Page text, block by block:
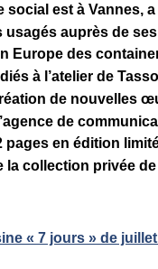
est à Vannes,
auprès de
Europe des
à l’atelier de
de nouvelles
de
pages en édition
collection privée de
« 7 jours » de